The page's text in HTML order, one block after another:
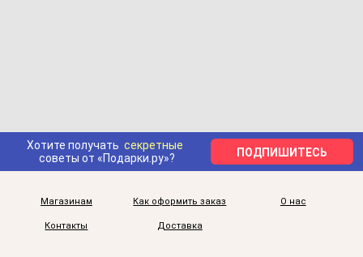
Хотите получать секретные
советы от «Подарки.ру»?
ПОДПИШИТЕСЬ
Магазинам Как оформить заказ О нас
Контакты Доставка